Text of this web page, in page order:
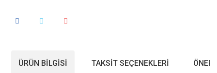
ÜRÜN BILGISI TAKSIT SEÇENEKLERI